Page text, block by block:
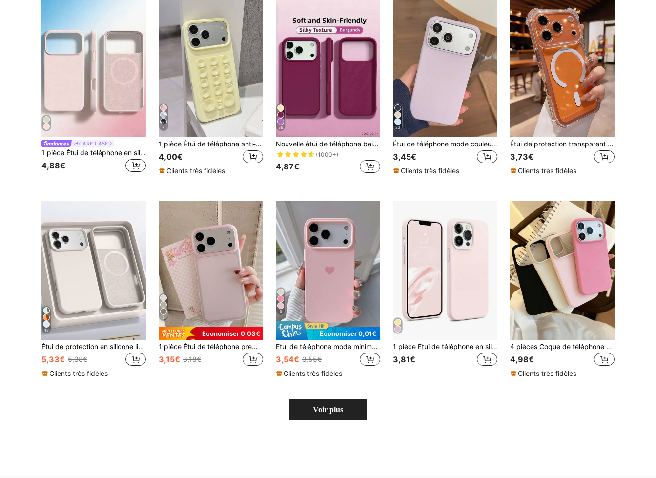
CARE CASE
1 pièce Étui de téléphone en silicone compatible avec Apple 17 Pro Max, 16 Pro, 13 Pro, 15 Plus, 12 Pro, 14 Plus, 11, couleur unie, minimaliste, coque de protection pour femmes/hommes
4,88€
4
1 pièce Étui de téléphone anti-chute à ventouse de couleur unie, matériau TPU, convient comme cadeau de vacances, compatible avec Apple 11 12 13 14 15 16pro/Promax/14 15 16plus/17
4,00€
Clients très fidèles
36
Nouvelle étui de téléphone beige moelleux et absorbant les chocs de luxe, convenant pour iPhone 17 Air 16 15 Pro 14 Plus 13 12 11 17 Pro Max XR XS Max X/XS 7/8 Plus 7/8. Design anti-chute lisse, anti-choc, mode minimaliste, matériau respectueux de la peau
(1000+)
4,87€
23
Étui de téléphone mode couleur unie minimaliste, étui de téléphone souple couleur unie mode minimaliste, étui de téléphone souple violet dopamine simple, compatible avec iPhone 17 Pro Max/17 Pro/17/16 Pro Max/16 Pro/16/16 Plus/15/15 Pro Max/15 Pro/15 Plus/11/12/13/14 Pro Max/12 Pro/12 Pro Max/13 Pro/13 Pro Max/14 Pro/14 Pro Max/14 Plus, design créatif pour homme et femme, cadeau de printemps pastel pour anniversaire
3,45€
Clients très fidèles
Étui de protection transparent compatible avec MagSafe pour iPhone 17 Pro Max/17 Pro/17 Air/17/16 Pro Max/16 Pro/16 Plus/16e/16/15 Pro Max/15 Pro/15 Plus/15/14 Pro Max/14 Pro/14 Plus/14/13 Pro Max/13/13 Pro/13 Mini/12 Pro Max/12/12 Pro/12 Mini/11/11 Pro/11 Pro Max/XS/X/XR/XS Max/7 Plus/8 Plus/7/8, prend en charge la charge sans fil, housse de protection à la mode, convient à la petite amie
3,73€
Clients très fidèles
18
Étui de protection en silicone liquide minimaliste magnétique pour charge sans fil, 1 pièce, compatible avec 17 Air 16 14 13 12 15 Pro Max Plus, avec protection de l'appareil photo en velours, cadeau de printemps et d'anniversaire, professionnel, bureau, antichoc
5,33€ 5,38€
Clients très fidèles
5
Économiser 0,03€
1 pièce Étui de téléphone premium minimaliste et luxueux en matériau rose unicolore, antichoc, doux, mat et translucide. Compatible avec iPhone 17, AIR, 17PRO, 17PROMAX, 16promax, 14/13, 12, 11 Pro Max, XS Max, X, XR, 8, 7, Plus, Mini et autres modèles. Cadeau de printemps pastel, cadeau de bureau et de travail
3,15€ 3,18€
9
Économiser 0,01€
Étui de téléphone mode minimaliste avec élément en forme de cœur rose, compatible avec iPhone 17 Pro Max/17 Pro/17 Air/17/16 Pro Max/16 Pro/16/16 Plus/15/15 Pro Max/15 Pro/15 Plus/11/12/13/14 Pro Max/11 Pro/11 Pro Max/12 Pro/12 Pro Max/13 Pro/13 Pro Max/14 Pro/14 Pro Max/14 Plus. Conception créative, cadeau d'anniversaire pour hommes et femmes
3,54€ 3,55€
Clients très fidèles
1 pièce Étui de téléphone en silicone liquide de couleur bonbon de luxe, compatible avec iPhone 17 Air 16 15 14 13 12 11 Pro Max Plus, protection anti-chute ultra-fine
3,81€
4 pièces Coque de téléphone minimaliste personnalisée en TPU souple mat, antichoc, couverture complète, compatible avec Apple 17 16 15 14 13 12 11 Pro Max Air
4,98€
Clients très fidèles
Voir plus